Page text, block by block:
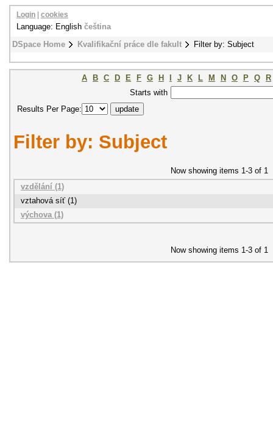
DSpace Home Kvalifikační práce dle fakult Filter by: Subject
Login cookies
Language: English čeština
A B C D E F G H J K L M N O P Q
R
Starts with
Results Per Page:
Filter by: Subject
Now showing items 1-3 of 1
vzdělání (1)
vztahová síť (1)
výchova (1)
Now showing items 1-3 of 1